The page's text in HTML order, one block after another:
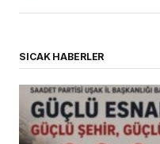
SICAK HABERLER